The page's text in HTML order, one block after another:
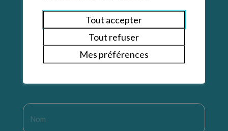
Restons en contact
Nom
Tout accepter
Tout refuser
Mes préférences